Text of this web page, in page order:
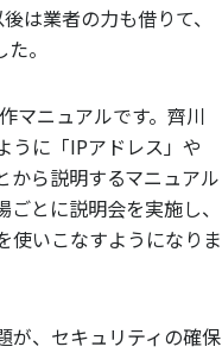
は業者の力も借りて、
。
マニュアルです。齊川
うに「IPアドレス」や
から説明するマニュアル
とに説明会を実施し、
使いこなすようになりま
が、セキュリティの確保